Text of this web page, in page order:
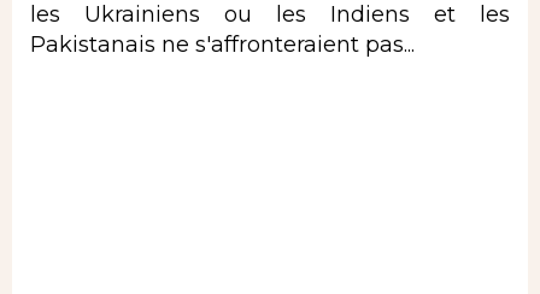
les Ukrainiens ou les Indiens et les
Pakistanais ne s'affronteraient pas...